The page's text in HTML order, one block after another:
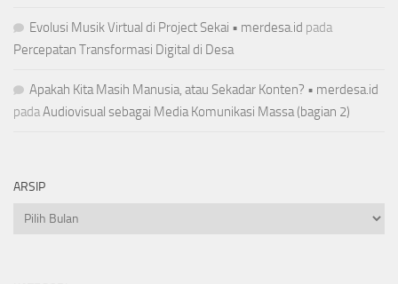
Evolusi Musik Virtual di Project Sekai • merdesa.id pada
Percepatan Transformasi Digital di Desa
Apakah Kita Masih Manusia, atau Sekadar Konten? • merdesa.id
padaAudiovisual sebagai Media Komunikasi Massa (bagian 2)
ARSIP
Arsip